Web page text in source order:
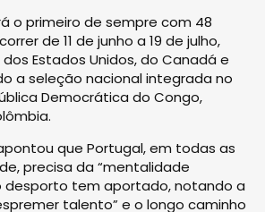
o primeiro de sempre com 48
de 11 de junho a 19 de julho,
Estados Unidos, do Canadá e
a seleção nacional integrada no
Democrática do Congo,
que Portugal, em todas as
precisa da “mentalidade
desporto tem aportado, notando a
talento” e o longo caminho